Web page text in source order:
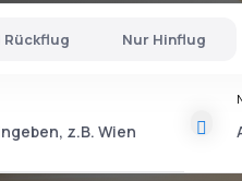
Rückflug Nur Hinflug